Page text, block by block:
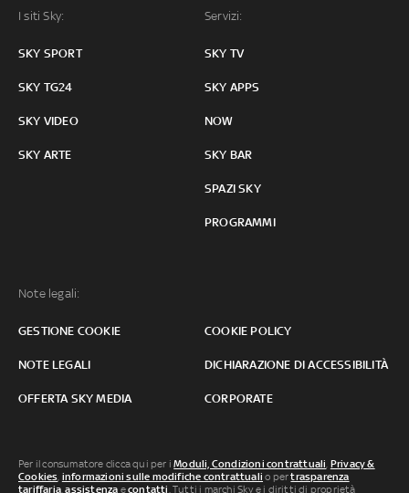
I siti Sky:
SKY SPORT
SKY TG24
SKY VIDEO
SKY ARTE
Servizi:
SKY TV
SKY APPS
NOW
SKY BAR
SPAZI SKY
PROGRAMMI
Note legali:
GESTIONE COOKIE COOKIE POLICY
NOTE LEGALI DICHIARAZIONE DI ACCESSIBILITÀ
OFFERTA SKY MEDIA CORPORATE
Per il consumatore clicca qui per iModuli, Condizioni contrattuali, Privacy &
Cookies, informazioni sulle modifiche contrattuali o pertrasparenza
tariffaria,assistenza econtatti. Tutti i marchi Sky e i diritti di proprietà